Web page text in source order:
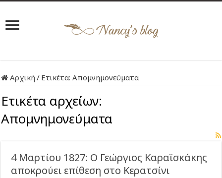
Αρχική / Ετικέτα:Απομνημονεύματα
Ετικέτα αρχείων:
Απομνημονεύματα
4 Μαρτίου 1827: Ο Γεώργιος Καραϊσκάκης
αποκρούει επίθεση στο Κερατσίνι